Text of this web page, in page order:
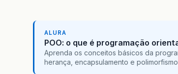
ALURA
POO: o que é programação
Aprenda os conceitos básicos da
herança, encapsulamento e